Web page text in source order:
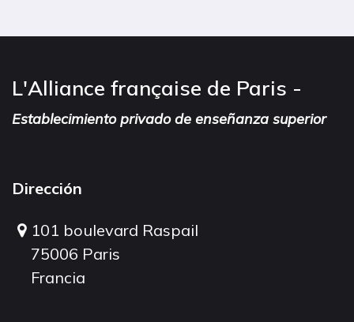
L'Alliance française de Paris -
Establecimiento privado de enseñanza superior
Dirección
101 boulevard Raspail
75006 Paris
Francia